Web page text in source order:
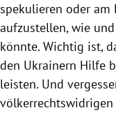
spekulieren oder am
aufzustellen, wie
könnte. Wichtig ist,
den Ukrainern Hilfe
leisten. Und